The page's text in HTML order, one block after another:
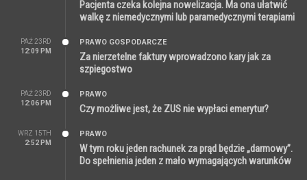
Pacjenta czeka kolejna nowelizacja. Ma ona ułatwić
walkę z niemedycznymi lub paramedycznymi terapiami
PAŹ 23RD
12:09 PM
PRAWO GOSPODARCZE
Za nierzetelne faktury wprowadzono kary jak za
szpiegostwo
PAŹ 23RD
12:06 PM
PRAWO
Czy możliwe jest, że ZUS nie wypłaci emerytur?
WRZ 15TH
2:52 PM
PRAWO
W tym roku jeden rachunek za prąd będzie „darmowy”.
Do spełnienia jeden z mało wymagających warunków